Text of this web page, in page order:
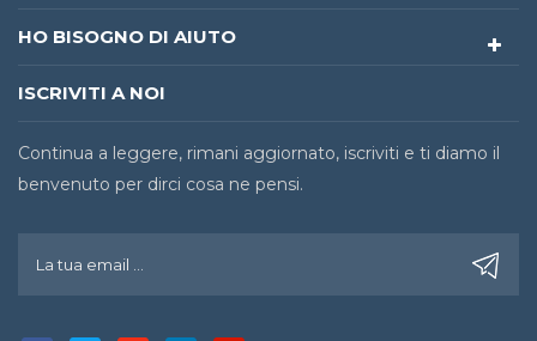
HO BISOGNO DI AIUTO
ISCRIVITI A NOI
Continua a leggere, rimani aggiornato, iscriviti e ti diamo il
benvenuto per dirci cosa ne pensi.